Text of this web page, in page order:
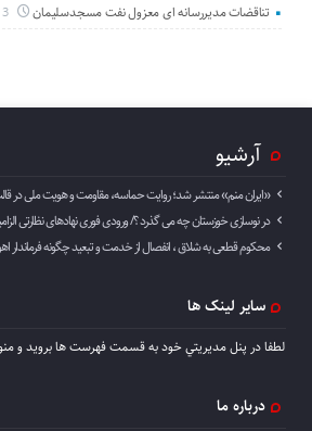
تناقضات مدیررسانه ای معزول نفت مسجدسلیمان 3 سال
آرشیو
«ایران منم» منتشر شد؛ روایت حماسه، مقاومت و هویت ملی در
در نوسازی خوزستان چه می گذرد ؟/ ورودی فوری نهادهای نظارتی
محکوم قطعی به شلاق ، انفصال از خدمت و تبعید چگونه فرماندار
سایر لینک ها
لطفا در پنل مديريتي خود به قسمت فهرست ها برويد و
درباره ما